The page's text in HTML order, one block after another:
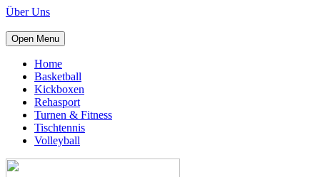
Über Uns
Open Menu
Home
Basketball
Kickboxen
Rehasport
Turnen & Fitness
Tischtennis
Volleyball